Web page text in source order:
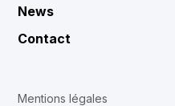
News
Contact
Mentions légales